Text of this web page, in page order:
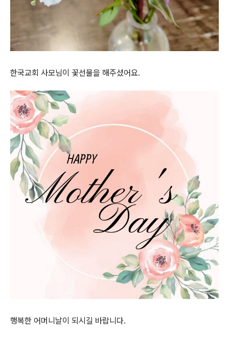
한국교회 사모님이 꽃선물을 해주셨어요.
행복한 어머니날이 되시길 바랍니다.